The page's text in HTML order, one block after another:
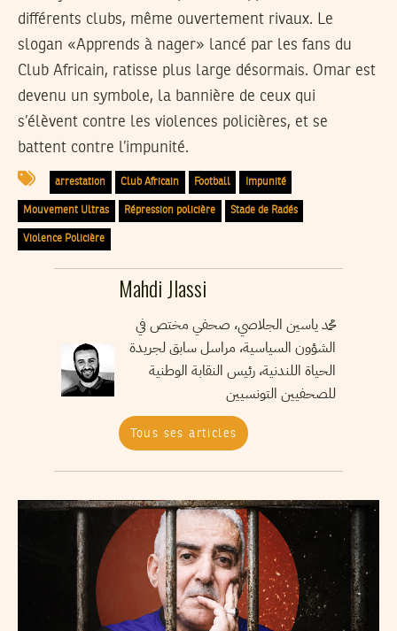
différents clubs, même ouvertement rivaux. Le
slogan «Apprends à nager» lancé par les fans du
Club Africain, ratisse plus large désormais. Omar est
devenu un symbole, la bannière de ceux qui
s’élèvent contre les violences policières, et se
battent contre l’impunité.
arrestation Club Africain Football Impunité
Mouvement Ultras Répression policière Stade de Radés
Violence Policière
Mahdi Jlassi
محمد ياسين الجلاصي، صحفي مختص في
الشؤون السياسية، مراسل سابق لجريدة
الحياة اللندنية، رئيس النقابة الوطنية
للصحفيين التونسيين
Tous ses articles